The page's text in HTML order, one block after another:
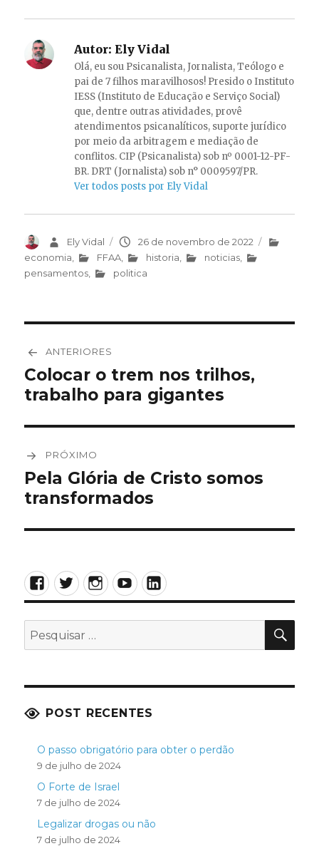
Autor: Ely Vidal
Olá, eu sou Psicanalista, Jornalista, Teólogo e
pai de 7 filhos maravilhosos! Presido o Instituto
IESS (Instituto de Educação e Serviço Social)
que, dentre outras atividades, provê
atendimentos psicanalíticos, suporte jurídico
por meio da arbitragem e mediação de
conflitos. CIP (Psicanalista) sob nº 0001-12-PF-
BR. DRT (Jornalista) sob n° 0009597/PR.
Ver todos posts por Ely Vidal
AutorEly Vidal
Publicado
em
26 de novembro de 2022
Categorias
economia
FFAA historia noticias
pensamentos
politica
de
Post
ANTERIORES
Post
anterior:
Colocar o trem nos trilhos,
trabalho para gigantes
PRÓXIMO
Próximo
post:
Pela Glória de Cristo somos
transformados
Facebook
TwitterInstagram
YouTubeLinkedIn
Pesquisar
POST RECENTES
O passo obrigatório para obter o perdão
9 de julho de 2024
O Forte de Israel
7 de julho de 2024
Legalizar drogas ou não
7 de julho de 2024